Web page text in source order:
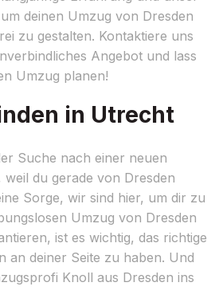
deinen Umzug von Dresden
zu gestalten. Kontaktiere uns
Angebot und lass
Umzug planen!
in Utrecht
Suche nach einer neuen
du gerade von Dresden
Sorge, wir sind hier, um dir zu
Umzug von Dresden
ist es wichtig, das richtige
an deiner Seite zu haben. Und
Knoll aus Dresden ins